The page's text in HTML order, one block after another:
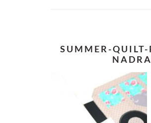
SUMMER-